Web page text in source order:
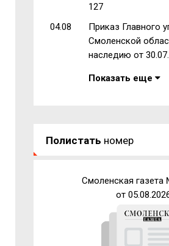
127
04.08
Приказ Главного
Смоленской
наследию от
Показать еще
Полистать номер
Смоленская газета
от